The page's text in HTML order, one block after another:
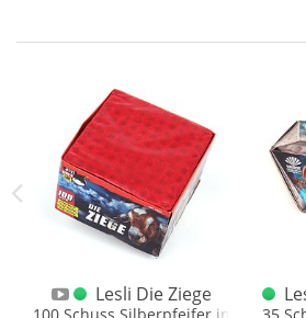
Lesli Die Ziege